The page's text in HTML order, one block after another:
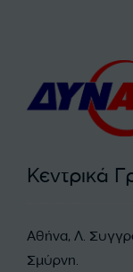
Κεντρικά
Αθήνα, Λ.
Σμύρνη.